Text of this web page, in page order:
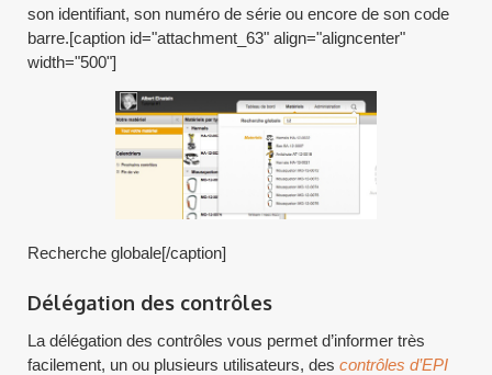
son identifiant, son numéro de série ou encore de son code
barre.[caption id="attachment_63" align="aligncenter"
width="500"]
Recherche globale[/caption]
Délégation des contrôles
La délégation des contrôles vous permet d’informer très
facilement, un ou plusieurs utilisateurs, descontrôles d’EPI